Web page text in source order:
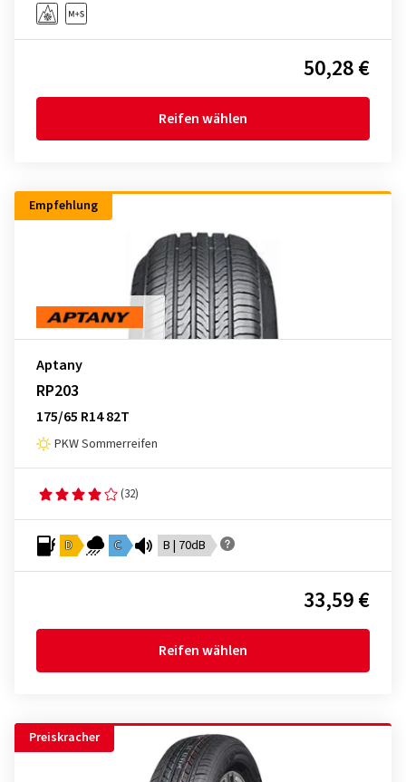
50,28 €
Reifen wählen
Empfehlung
Aptany
RP203
175/65 R14 82T
PKW Sommerreifen
(32)
D C B | 70dB
33,59 €
Reifen wählen
Preiskracher